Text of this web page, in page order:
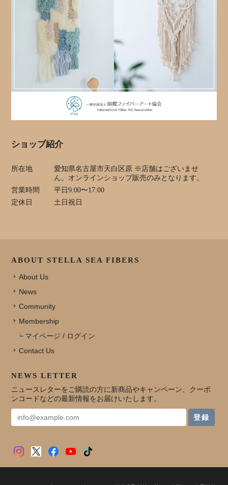
ショップ紹介
所在地
愛知県名古屋市天白区原 ※店舗はございませ
ん。オンラインショップ販売のみとなります。
営業時間
平日9:00〜17:00
定休日
土日祝日
ABOUT STELLA SEA FIBERS
About Us
News
Community
Membership
マイページ / ログイン
Contact Us
NEWS LETTER
ニュースレターをご購読の方に新商品やキャンペーン、クーポ
ンコードなどの最新情報をお届けいたします。
登録